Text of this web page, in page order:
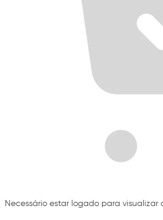
Necessário estar logado para visualizar